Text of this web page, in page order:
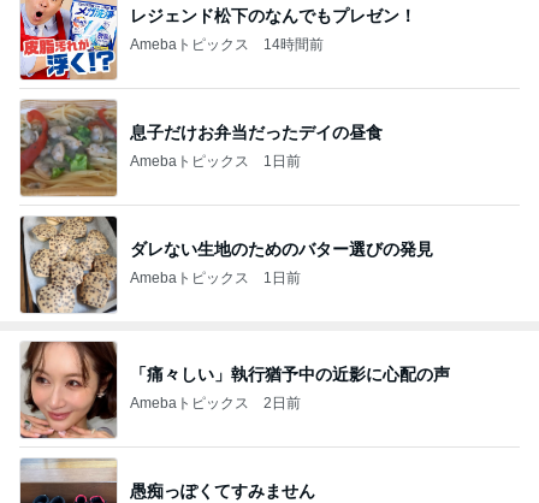
レジェンド松下のなんでもプレゼン！
Amebaトピックス 14時間前
息子だけお弁当だったデイの昼食
Amebaトピックス 1日前
ダレない生地のためのバター選びの発見
Amebaトピックス 1日前
「痛々しい」執行猶予中の近影に心配の声
Amebaトピックス 2日前
愚痴っぽくてすみません